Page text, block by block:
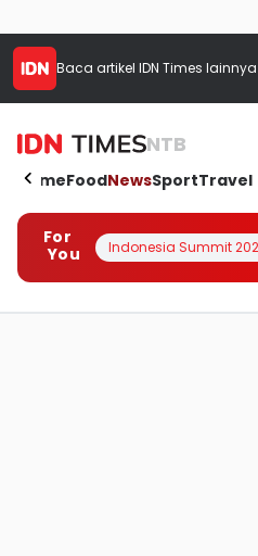
Baca artikel IDN Times lainnya
NTB
HomeFoodNewsSportTravel
For
You
Indonesia Summit